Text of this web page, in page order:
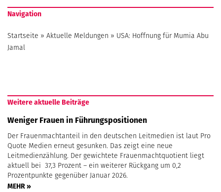
Navigation
Startseite » Aktuelle Meldungen » USA: Hoffnung für Mumia Abu
Jamal
Weitere aktuelle Beiträge
Weniger Frauen in Führungspositionen
Der Frauenmachtanteil in den deutschen Leitmedien ist laut Pro
Quote Medien erneut gesunken. Das zeigt eine neue
Leitmedienzählung. Der gewichtete Frauenmachtquotient liegt
aktuell bei 37,3 Prozent – ein weiterer Rückgang um 0,2
Prozentpunkte gegenüber Januar 2026.
MEHR »